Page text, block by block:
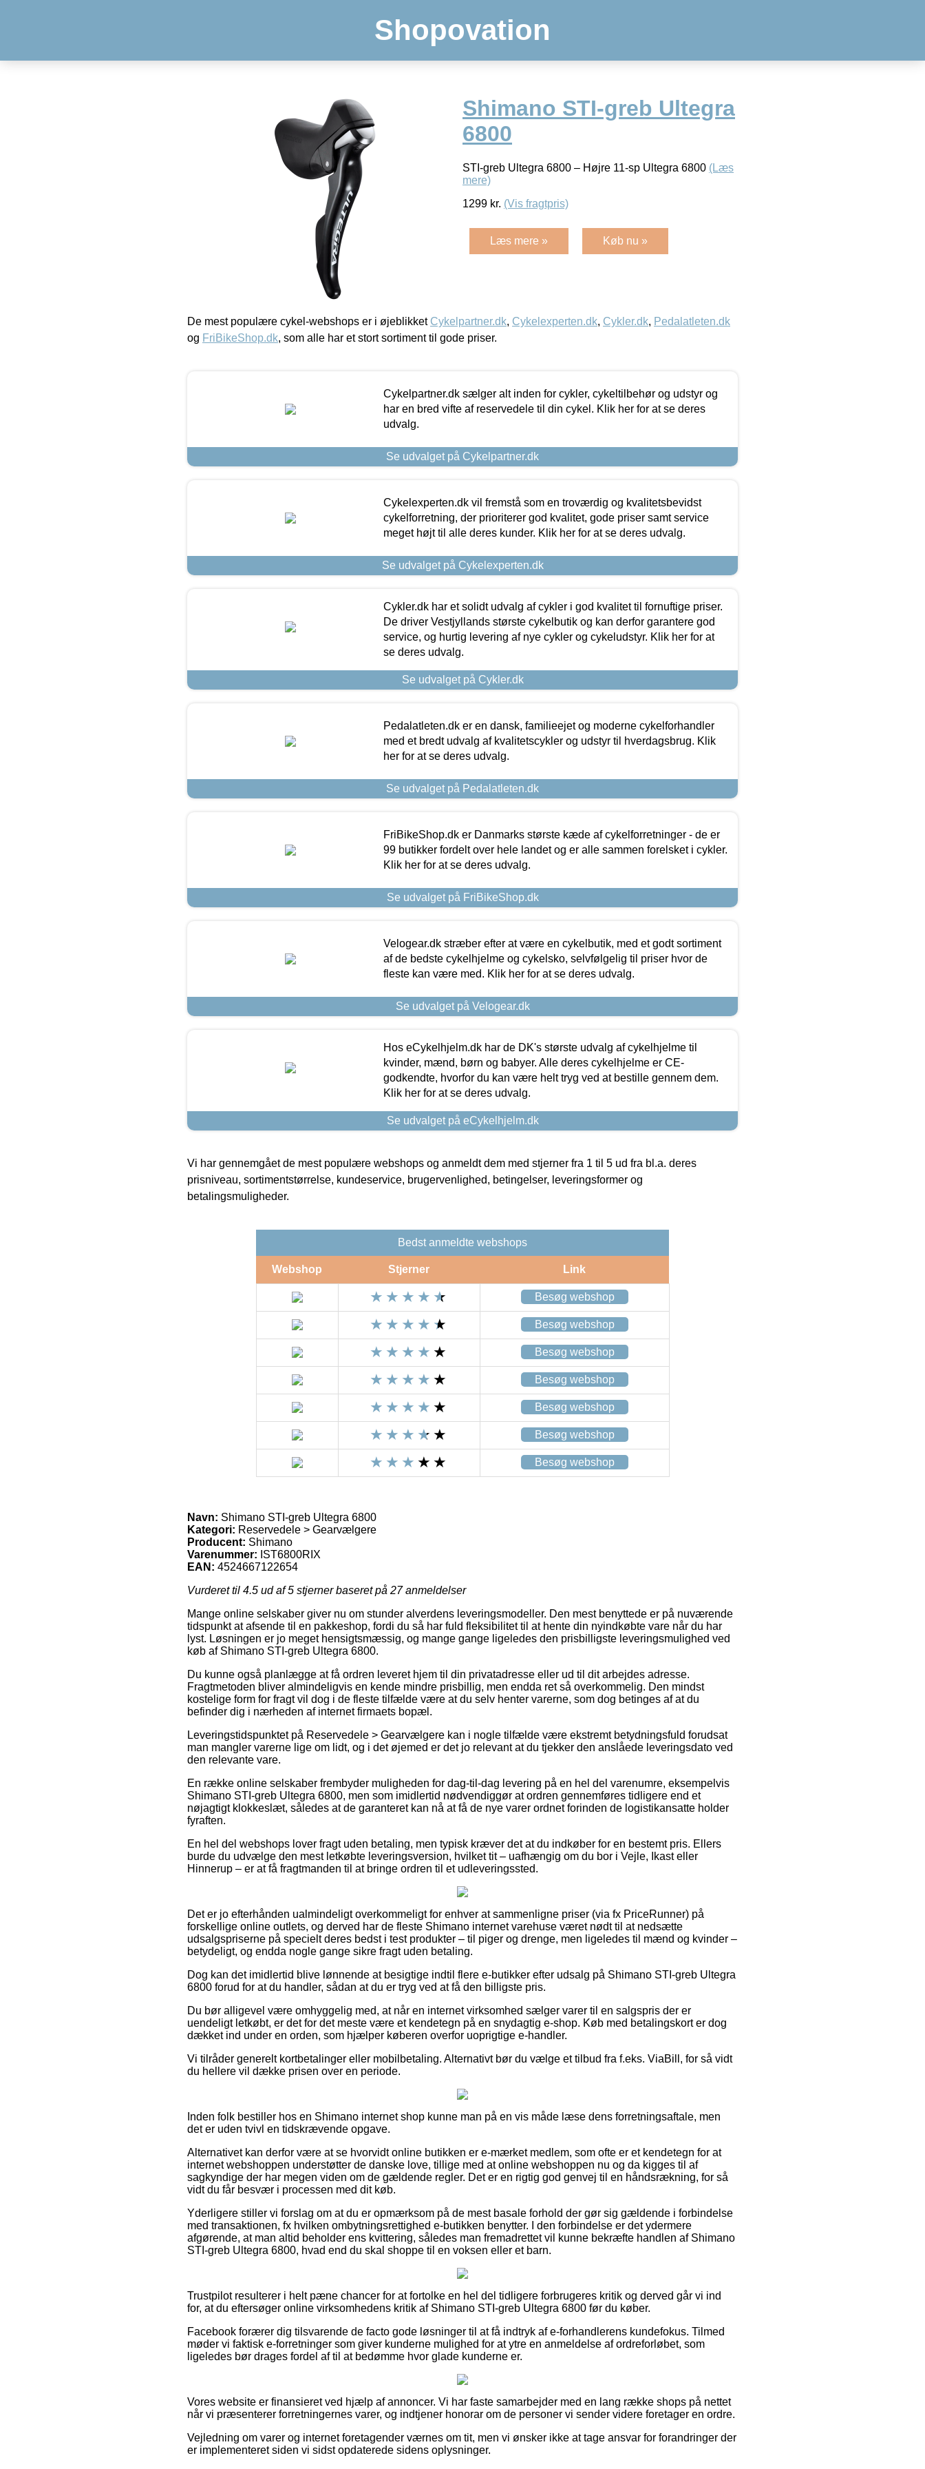
Shopovation
Shimano STI-greb Ultegra
6800
STI-greb Ultegra 6800 – Højre 11-sp Ultegra 6800 (Læs
mere)
1299 kr. (Vis fragtpris)
Læs mere » Køb nu »
De mest populære cykel-webshops er i øjeblikket Cykelpartner.dk, Cykelexperten.dk, Cykler.dk, Pedalatleten.dk
og FriBikeShop.dk, som alle har et stort sortiment til gode priser.
Cykelpartner.dk sælger alt inden for cykler, cykeltilbehør og udstyr og
har en bred vifte af reservedele til din cykel. Klik her for at se deres
udvalg.
Se udvalget på Cykelpartner.dk
Cykelexperten.dk vil fremstå som en troværdig og kvalitetsbevidst
cykelforretning, der prioriterer god kvalitet, gode priser samt service
meget højt til alle deres kunder. Klik her for at se deres udvalg.
Se udvalget på Cykelexperten.dk
Cykler.dk har et solidt udvalg af cykler i god kvalitet til fornuftige priser.
De driver Vestjyllands største cykelbutik og kan derfor garantere god
service, og hurtig levering af nye cykler og cykeludstyr. Klik her for at
se deres udvalg.
Se udvalget på Cykler.dk
Pedalatleten.dk er en dansk, familieejet og moderne cykelforhandler
med et bredt udvalg af kvalitetscykler og udstyr til hverdagsbrug. Klik
her for at se deres udvalg.
Se udvalget på Pedalatleten.dk
FriBikeShop.dk er Danmarks største kæde af cykelforretninger - de er
99 butikker fordelt over hele landet og er alle sammen forelsket i cykler.
Klik her for at se deres udvalg.
Se udvalget på FriBikeShop.dk
Velogear.dk stræber efter at være en cykelbutik, med et godt sortiment
af de bedste cykelhjelme og cykelsko, selvfølgelig til priser hvor de
fleste kan være med. Klik her for at se deres udvalg.
Se udvalget på Velogear.dk
Hos eCykelhjelm.dk har de DK's største udvalg af cykelhjelme til
kvinder, mænd, børn og babyer. Alle deres cykelhjelme er CE-
godkendte, hvorfor du kan være helt tryg ved at bestille gennem dem.
Klik her for at se deres udvalg.
Se udvalget på eCykelhjelm.dk
Vi har gennemgået de mest populære webshops og anmeldt dem med stjerner fra 1 til 5 ud fra bl.a. deres
prisniveau, sortimentstørrelse, kundeservice, brugervenlighed, betingelser, leveringsformer og
betalingsmuligheder.
Bedst anmeldte webshops
Webshop Stjerner Link
Besøg webshop
Besøg webshop
Besøg webshop
Besøg webshop
Besøg webshop
Besøg webshop
Besøg webshop
Navn: Shimano STI-greb Ultegra 6800
Kategori: Reservedele > Gearvælgere
Producent: Shimano
Varenummer: IST6800RIX
EAN: 4524667122654
Vurderet til 4.5 ud af 5 stjerner baseret på 27anmeldelser
Mange online selskaber giver nu om stunder alverdens leveringsmodeller. Den mest benyttede er på nuværende
tidspunkt at afsende til en pakkeshop, fordi du så har fuld fleksibilitet til at hente din nyindkøbte vare når du har
lyst. Løsningen er jo meget hensigtsmæssig, og mange gange ligeledes den prisbilligste leveringsmulighed ved
køb af Shimano STI-greb Ultegra 6800.
Du kunne også planlægge at få ordren leveret hjem til din privatadresse eller ud til dit arbejdes adresse.
Fragtmetoden bliver almindeligvis en kende mindre prisbillig, men endda ret så overkommelig. Den mindst
kostelige form for fragt vil dog i de fleste tilfælde være at du selv henter varerne, som dog betinges af at du
befinder dig i nærheden af internet firmaets bopæl.
Leveringstidspunktet på Reservedele > Gearvælgere kan i nogle tilfælde være ekstremt betydningsfuld forudsat
man mangler varerne lige om lidt, og i det øjemed er det jo relevant at du tjekker den anslåede leveringsdato ved
den relevante vare.
En række online selskaber frembyder muligheden for dag-til-dag levering på en hel del varenumre, eksempelvis
Shimano STI-greb Ultegra 6800, men som imidlertid nødvendiggør at ordren gennemføres tidligere end et
nøjagtigt klokkeslæt, således at de garanteret kan nå at få de nye varer ordnet forinden de logistikansatte holder
fyraften.
En hel del webshops lover fragt uden betaling, men typisk kræver det at du indkøber for en bestemt pris. Ellers
burde du udvælge den mest letkøbte leveringsversion, hvilket tit – uafhængig om du bor i Vejle, Ikast eller
Hinnerup – er at få fragtmanden til at bringe ordren til et udleveringssted.
Det er jo efterhånden ualmindeligt overkommeligt for enhver at sammenligne priser (via fx PriceRunner) på
forskellige online outlets, og derved har de fleste Shimano internet varehuse været nødt til at nedsætte
udsalgspriserne på specielt deres bedst i test produkter – til piger og drenge, men ligeledes til mænd og kvinder –
betydeligt, og endda nogle gange sikre fragt uden betaling.
Dog kan det imidlertid blive lønnende at besigtige indtil flere e-butikker efter udsalg på Shimano STI-greb Ultegra
6800 forud for at du handler, sådan at du er tryg ved at få den billigste pris.
Du bør alligevel være omhyggelig med, at når en internet virksomhed sælger varer til en salgspris der er
uendeligt letkøbt, er det for det meste være et kendetegn på en snydagtig e-shop. Køb med betalingskort er dog
dækket ind under en orden, som hjælper køberen overfor uoprigtige e-handler.
Vi tilråder generelt kortbetalinger eller mobilbetaling. Alternativt bør du vælge et tilbud fra f.eks. ViaBill, for så vidt
du hellere vil dække prisen over en periode.
Inden folk bestiller hos en Shimano internet shop kunne man på en vis måde læse dens forretningsaftale, men
det er uden tvivl en tidskrævende opgave.
Alternativet kan derfor være at se hvorvidt online butikken er e-mærket medlem, som ofte er et kendetegn for at
internet webshoppen understøtter de danske love, tillige med at online webshoppen nu og da kigges til af
sagkyndige der har megen viden om de gældende regler. Det er en rigtig god genvej til en håndsrækning, for så
vidt du får besvær i processen med dit køb.
Yderligere stiller vi forslag om at du er opmærksom på de mest basale forhold der gør sig gældende i forbindelse
med transaktionen, fx hvilken ombytningsrettighed e-butikken benytter. I den forbindelse er det ydermere
afgørende, at man altid beholder ens kvittering, således man fremadrettet vil kunne bekræfte handlen af Shimano
STI-greb Ultegra 6800, hvad end du skal shoppe til en voksen eller et barn.
Trustpilot resulterer i helt pæne chancer for at fortolke en hel del tidligere forbrugeres kritik og derved går vi ind
for, at du eftersøger online virksomhedens kritik af Shimano STI-greb Ultegra 6800 før du køber.
Facebook forærer dig tilsvarende de facto gode løsninger til at få indtryk af e-forhandlerens kundefokus. Tilmed
møder vi faktisk e-forretninger som giver kunderne mulighed for at ytre en anmeldelse af ordreforløbet, som
ligeledes bør drages fordel af til at bedømme hvor glade kunderne er.
Vores website er finansieret ved hjælp af annoncer. Vi har faste samarbejder med en lang række shops på nettet
når vi præsenterer forretningernes varer, og indtjener honorar om de personer vi sender videre foretager en ordre.
Vejledning om varer og internet foretagender værnes om tit, men vi ønsker ikke at tage ansvar for forandringer der
er implementeret siden vi sidst opdaterede sidens oplysninger.